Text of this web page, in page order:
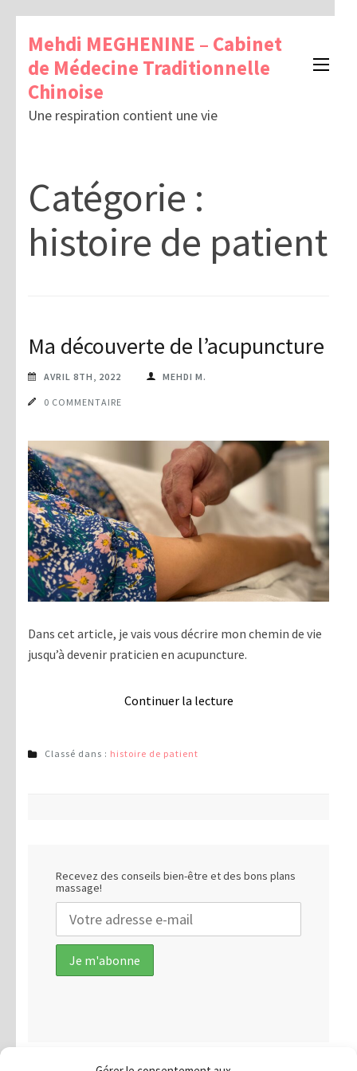
Mehdi MEGHENINE – Cabinet
de Médecine Traditionnelle
Chinoise
Une respiration contient une vie
Catégorie :
histoire de patient
Ma découverte de l’acupuncture
AVRIL 8TH, 2022 MEHDI M.
0 COMMENTAIRE
Dans cet article, je vais vous décrire mon chemin de vie
jusqu’à devenir praticien en acupuncture.
Continuer la lecture
Classé dans : histoire de patient
Recevez des conseils bien-être et des bons plans
massage!